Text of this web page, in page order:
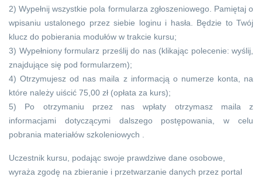
2) Wypełnij wszystkie pola formularza zgłoszeniowego. Pamiętaj o
wpisaniu ustalonego przez siebie loginu i hasła. Będzie to Twój
klucz do pobierania modułów w trakcie kursu;
3) Wypełniony formularz prześlij do nas (klikając polecenie: wyślij,
znajdujące się pod formularzem);
4) Otrzymujesz od nas maila z informacją o numerze konta, na
które należy uiścić 75,00 zł (opłata za kurs);
5) Po otrzymaniu przez nas wpłaty otrzymasz maila z
informacjami dotyczącymi dalszego postępowania, w celu
pobrania materiałów szkoleniowych .
Uczestnik kursu, podając swoje prawdziwe dane osobowe,
wyraża zgodę na zbieranie i przetwarzanie danych przez portal